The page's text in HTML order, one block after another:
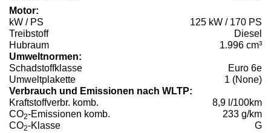
Motor:
kW / PS
125 kW / 170 PS
Treibstoff
Diesel
Hubraum
1.996 cm³
Umweltnormen:
Schadstoffklasse
Euro 6e
Umweltplakette
1 (None)
Verbrauch und Emissionen nach WLTP:
Kraftstoffverbr. komb.
8,9 l/100km
CO2-Emissionen komb.
233 g/km
CO2-Klasse G